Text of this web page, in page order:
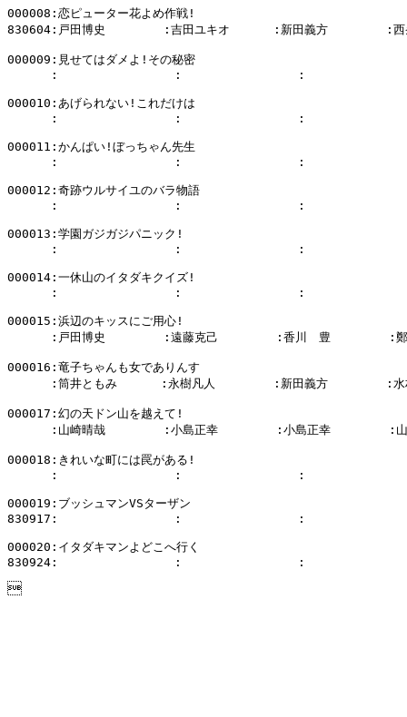
000008:恋ピューター花よめ作戦!
830604:戸田博史        :吉田ユキオ      :新田義方        :西
000009:見せてはダメよ!その秘密
:                :                :
000010:あげられない!これだけは
:                :                :
000011:かんぱい!ぼっちゃん先生
:                :                :
000012:奇跡ウルサイユのバラ物語
:                :                :
000013:学園ガジガジパニック!
:                :                :
000014:一休山のイタダキクイズ!
:                :                :
000015:浜辺のキッスにご用心!
:戸田博史        :遠藤克己        :香川　豊        :鄭
000016:竜子ちゃんも女でありんす
:筒井ともみ      :永樹凡人        :新田義方        :水
000017:幻の天ドン山を越えて!
:山崎晴哉        :小島正幸        :小島正幸        :山
000018:きれいな町には罠がある!
:                :                :
000019:ブッシュマンVSターザン
830917:                :                :
000020:イタダキマンよどこへ行く
